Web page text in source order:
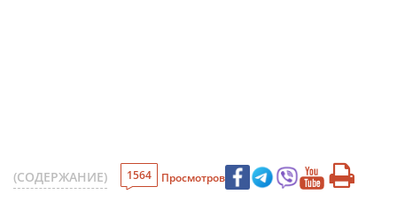
(СОДЕРЖАНИЕ) 1564 Просмотров